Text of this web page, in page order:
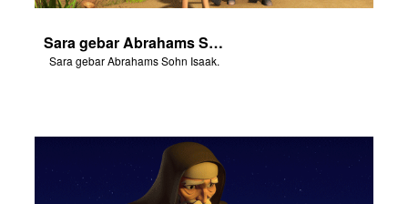
Sara gebar Abrahams Sohn Isaak.
Sara gebar Abrahams Sohn Isaak.